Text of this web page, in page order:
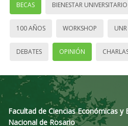
BECAS BIENESTAR UNIVERSITARIO
100 AÑOS WORKSHOP UNR
DEBATES OPINIÓN
Facultad de Ciencias Económicas y
Nacional de Rosario